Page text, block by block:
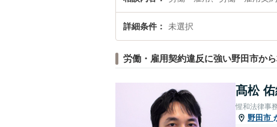
詳細条件 未選択
労働・雇用契約違反に強い野田市か
髙松
惺和法律事
野田市